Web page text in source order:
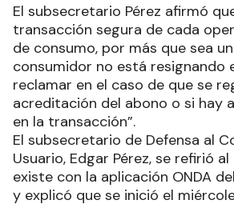
El subsecretario Pérez afirmó
transacción segura de cada
de consumo, por más que sea
consumidor no está resignando
reclamar en el caso de que se
acreditación del abono o si hay
en la transacción”.
El subsecretario de Defensa al
Usuario, Edgar Pérez, se refirió
existe con la aplicación ONDA
y explicó que se inició el